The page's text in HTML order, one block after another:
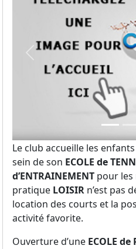
Previous
Le club accueille les
sein de son ECOLE de
d’ENTRAINEMENT pour les
pratique LOISIR n’est pas
location des courts et la
activité favorite.
Ouverture d’une ECOLE de